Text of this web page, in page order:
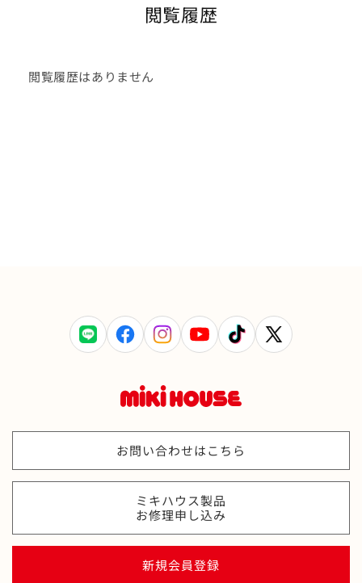
閲覧履歴
閲覧履歴はありません
LINE FacebookInstagramYouTube TikTok
X
(Twitter)
お問い合わせはこちら
ミキハウス製品
お修理申し込み
新規会員登録